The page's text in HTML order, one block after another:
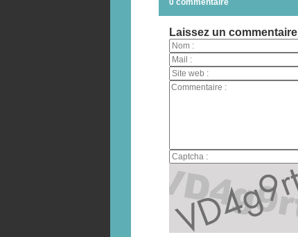
0 commentaire
Laissez un commentaire